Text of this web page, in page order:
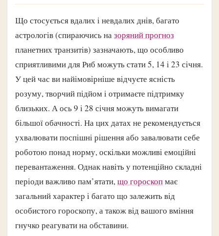
Що стосується вдалих і невдалих днів, багато
астрологів (спираючись назоряний прогноз
планетних транзитів) зазначають, що особливо
сприятливими для Риб можуть стати 5, 14 і 23 січня.
У цей час ви найімовірніше відчуєте ясність
розуму, творчий підйом і отримаєте підтримку
близьких. А ось 9 і 28 січня можуть вимагати
більшої обачності. На цих датах не рекомендується
ухвалювати поспішні рішення або завалювати себе
роботою понад норму, оскільки можливі емоційні
перевантаження. Однак навіть у потенційно складні
періоди важливо пам’ятати,що гороскопмає
загальний характер і багато що залежить від
особистого гороскопу, а також від вашого вміння
гнучко реагувати на обставини.